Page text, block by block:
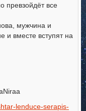
превзойдёт все
мужчина и
и вместе вступят на
lenduce-serapis-